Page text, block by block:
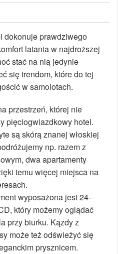
dokonuje prawdziwego
latania w najdroższej
stać na nią jedynie
się trendom, które do tej
w samolotach.
przestrzeń, której nie
pięciogwiazdkowy hotel.
są skórą znanej włoskiej
np. razem z
dwa apartamenty
temu więcej miejsca na
wyposażona jest 24-
który możemy oglądać
przy biurku. Kązdy z
może też odświeżyć się
prysznicem.